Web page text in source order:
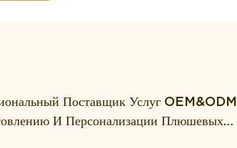
Поставщик Услуг OEM&ODM
И Персонализации Плюшевых